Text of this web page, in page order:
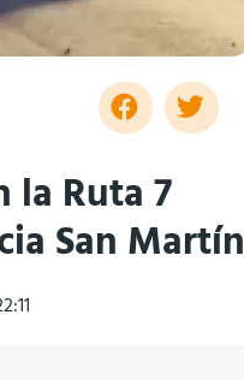
la Ruta 7
San Martín